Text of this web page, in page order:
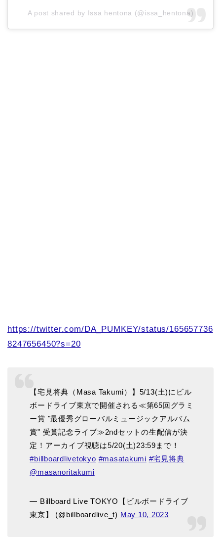
A post shared by Issa hentona (@issa_hentona)
https://twitter.com/DA_PUMKEY/status/165657736
8247656450?s=20
【宅見将典（Masa Takumi）】5/13(土)にビル
ボードライブ東京で開催される≪第65回グラミ
ー賞 "最優秀グローバルミュージックアルバム
賞" 受賞記念ライブ≫2ndセットの生配信が決
定！アーカイブ視聴は5/20(土)23:59まで！
#billboardlivetokyo #masatakumi #宅見将典
@masanoritakumi
— Billboard Live TOKYO【ビルボードライブ
東京】 (@billboardlive_t) May 10, 2023